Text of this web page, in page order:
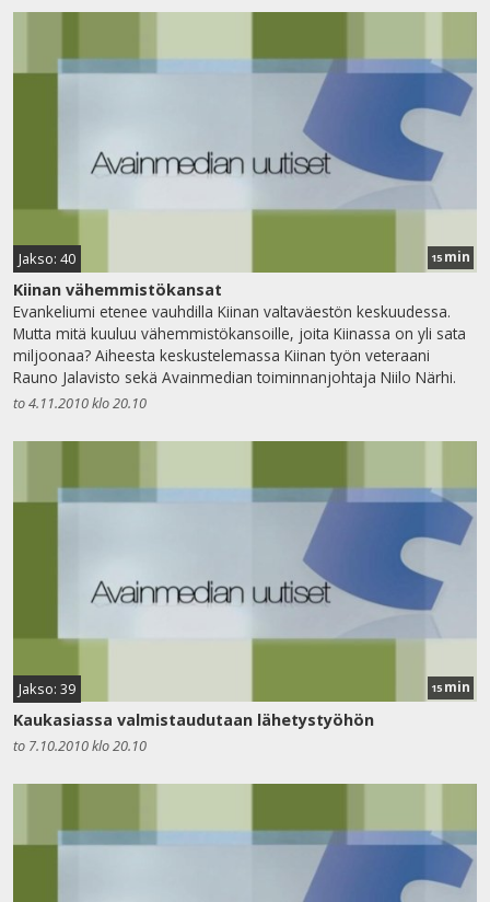
Jakso: 40 15 min
Kiinan vähemmistökansat
Evankeliumi etenee vauhdilla Kiinan valtaväestön keskuudessa.
Mutta mitä kuuluu vähemmistökansoille, joita Kiinassa on yli sata
miljoonaa? Aiheesta keskustelemassa Kiinan työn veteraani
Rauno Jalavisto sekä Avainmedian toiminnanjohtaja Niilo Närhi.
to 4.11.2010 klo 20.10
Jakso: 39 15 min
Kaukasiassa valmistaudutaan lähetystyöhön
to 7.10.2010 klo 20.10